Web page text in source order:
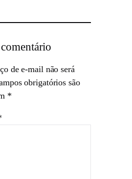
de e-mail não será
obrigatórios são
*